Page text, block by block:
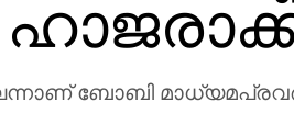
ബോബി